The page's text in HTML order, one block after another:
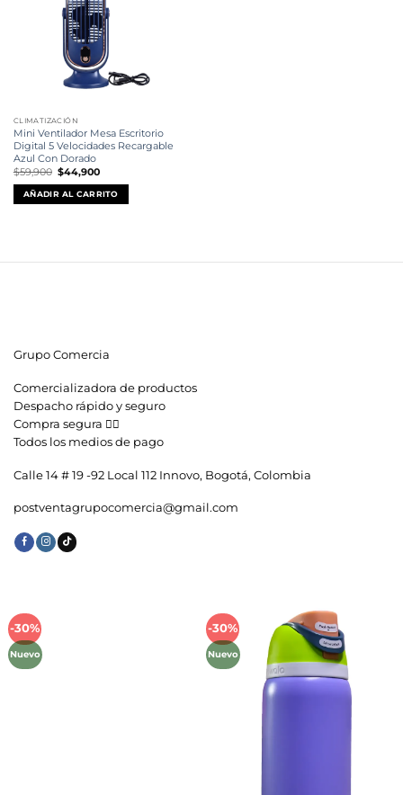
CLIMATIZACIÓN
Mini Ventilador Mesa Escritorio
Digital 5 Velocidades Recargable
Azul Con Dorado
$59,900 El
precio
original
era:
$59,900.
$44,900El
actual
es:
$44,900.
AÑADIR AL CARRITO
Grupo Comercia
Comercializadora de productos
Despacho rápido y seguro
Compra segura 👇🏼
Todos los medios de pago
Calle 14 # 19 -92 Local 112 Innovo, Bogotá, Colombia
postventagrupocomercia@gmail.com
-30%
Nuevo
-30%
Nuevo
Añadir
lista de
deseos